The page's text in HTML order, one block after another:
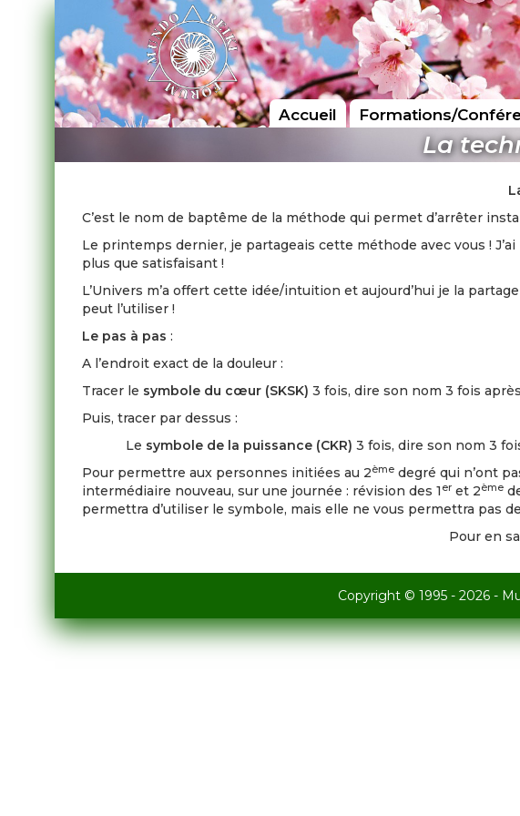
Accueil Formations/
La
C’est le nom de baptême de la méthode qui permet d’arrêter
Le printemps dernier, je partageais cette méthode avec vous !
plus que satisfaisant !
L’Univers m’a offert cette idée/intuition et aujourd’hui je la
peut l’utiliser !
Le pas à pas :
A l’endroit exact de la douleur :
Tracer le symbole du cœur (SKSK) 3 fois, dire son nom 3 fois
Puis, tracer par dessus :
Le symbole de la puissance (CKR) 3 fois, dire son nom 3
Pour permettre aux personnes initiées au 2ème degré qui n’ont
intermédiaire nouveau, sur une journée : révision des 1 er et 2ème
permettra d’utiliser le symbole, mais elle ne vous permettra pas
Pour en
Copyright © 1995 - 2026 -